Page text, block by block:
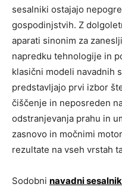
sesalniki ostajajo
gospodinjstvih. Z
aparati sinonim za
napredku tehnologije in
klasični modeli navadnih
predstavljajo prvi izbor
čiščenje in neposreden
odstranjevanja prahu in
zasnovo in močnimi
rezultate na vseh vrstah
Sodobni navadni